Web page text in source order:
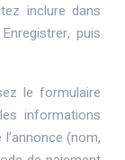
inclure dans
puis
le formulaire
informations
(nom,